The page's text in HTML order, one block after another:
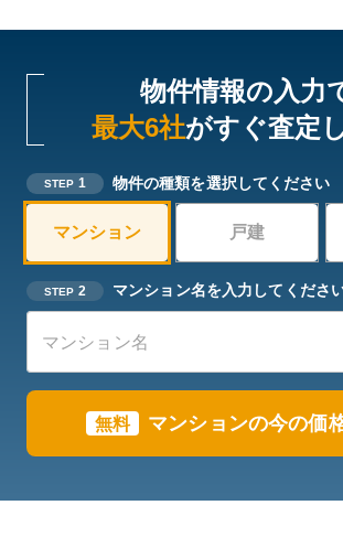
物件情報の入力
最大6社がすぐ査定
STEP 1 物件の種類を選択してください
マンション 戸建
STEP 2 マンション名を入力してくださ
無料 マンションの今の価